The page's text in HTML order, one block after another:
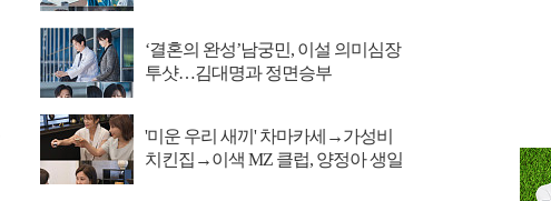
‘결혼의 완성’남궁민, 이설 의미심장
투샷…김대명과 정면승부
'미운 우리 새끼' 차마카세→가성비
치킨집→이색 MZ 클럽, 양정아 생일